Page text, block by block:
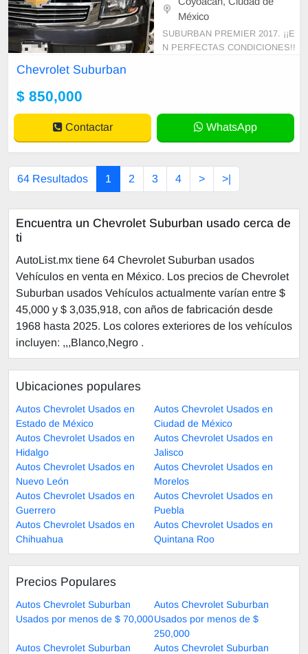
México
SUBURBAN PREMIER 2017. ¡¡E
N PERFECTAS CONDICIONES!!
Chevrolet Suburban
$ 850,000
Contactar WhatsApp
64 Resultados 1 2 3 4 > >|
Encuentra un Chevrolet Suburban usado cerca de
ti
AutoList.mx tiene 64 Chevrolet Suburban usados
Vehículos en venta en México. Los precios de Chevrolet
Suburban usados Vehículos actualmente varían entre $
45,000 y $ 3,035,918, con años de fabricación desde
1968 hasta 2025. Los colores exteriores de los vehículos
incluyen: ,,,Blanco,Negro .
Ubicaciones populares
Autos Chevrolet Usados en
Estado de México
Autos Chevrolet Usados en
Ciudad de México
Autos Chevrolet Usados en
Hidalgo
Autos Chevrolet Usados en
Jalisco
Autos Chevrolet Usados en
Nuevo León
Autos Chevrolet Usados en
Morelos
Autos Chevrolet Usados en
Guerrero
Autos Chevrolet Usados en
Puebla
Autos Chevrolet Usados en
Chihuahua
Autos Chevrolet Usados en
Quintana Roo
Precios Populares
Autos Chevrolet Suburban
Usados por menos de $ 70,000
Autos Chevrolet Suburban
Usados por menos de $
250,000
Autos Chevrolet Suburban
Autos Chevrolet Suburban